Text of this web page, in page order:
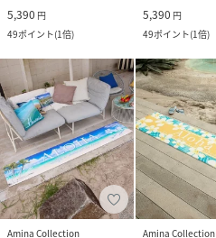
5,390 円
49ポイント(1倍)
5,390 円
49ポイント(1倍)
Amina Collection
Amina Collection